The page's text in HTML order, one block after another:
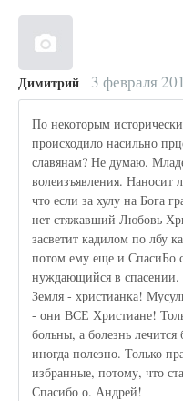
Димитрий 3 февраля
По некоторым
происходило насильно
славянам? Не думаю.
волеизъявления.
что если за хулу на Бога
нет стяжавший Любовь
засветит кадилом по лбу
потом ему еще и СпасиБо
нуждающийся в спасении.
Земля - христианка!
- они ВСЕ Христиане!
больны, а болезнь
иногда полезно. Только
избранные, потому, что
Спасибо о. Андрей!